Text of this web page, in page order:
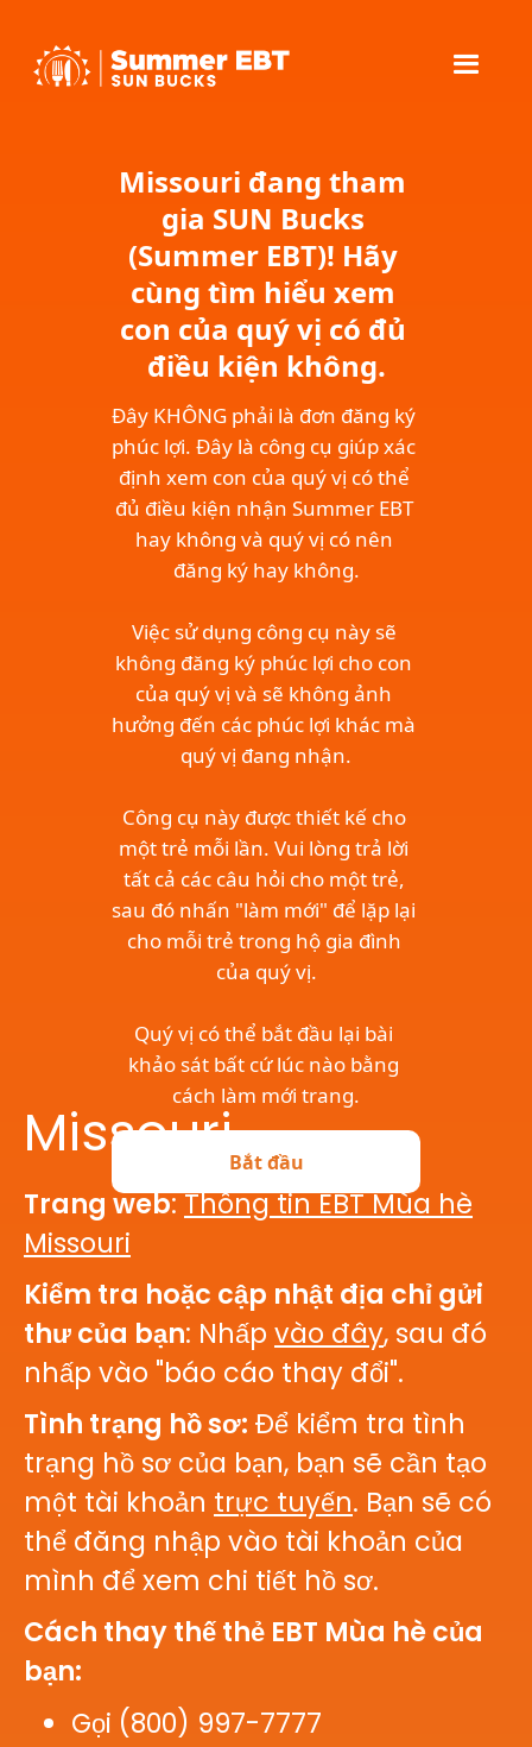
Missouri
Trang web:Thông tin EBT Mùa hè
Missouri
Kiểm tra hoặc cập nhật địa chỉ gửi
thư của bạn: Nhấp vào đây, sau đó
nhấp vào "báo cáo thay đổi".
Tình trạng hồ sơ: Để kiểm tra tình
trạng hồ sơ của bạn, bạn sẽ cần tạo
một tài khoản trực tuyến. Bạn sẽ có
thể đăng nhập vào tài khoản của
mình để xem chi tiết hồ sơ.
Cách thay thế thẻ EBT Mùa hè của
bạn:
Gọi (800) 997-7777